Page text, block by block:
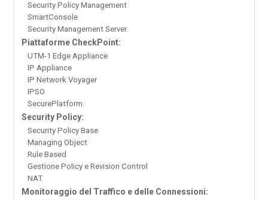
Security Policy Management
SmartConsole
Security Management Server.
Piattaforme CheckPoint:
UTM-1 Edge Appliance
IP Appliance
IP Network Voyager
IPSO
SecurePlatform.
Security Policy:
Security Policy Base
Managing Object
Rule Based
Gestione Policy e Revision Control
NAT.
Monitoraggio del Traffico e delle Connessioni: